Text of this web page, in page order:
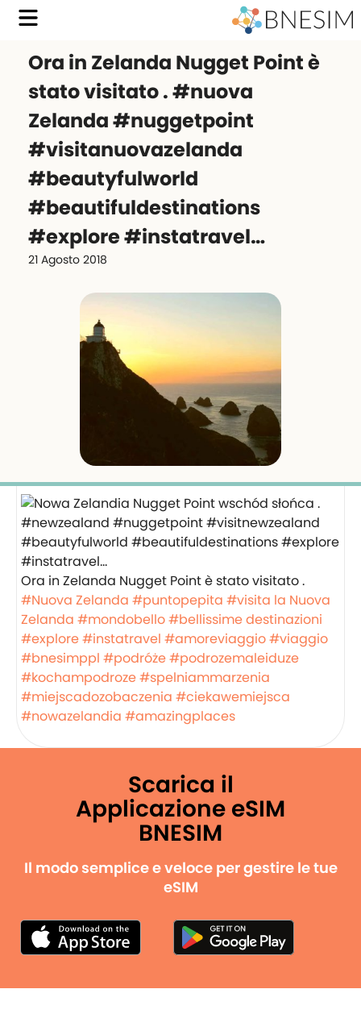
Ora in Zelanda Nugget Point è
stato visitato . #nuova
Zelanda #nuggetpoint
#visitanuovazelanda
#beautyfulworld
#beautifuldestinations
#explore #instatravel…
21 Agosto 2018
Ora in Zelanda Nugget Point è stato visitato .
#Nuova Zelanda #puntopepita #visita la Nuova
Zelanda #mondobello#bellissime destinazioni
#explore#instatravel #amoreviaggio#viaggio
#bnesimppl #podróże#podrozemaleiduze
#kochampodroze#spelniammarzenia
#miejscadozobaczenia #ciekawemiejsca
#nowazelandia #amazingplaces
Scarica il
Applicazione eSIM
BNESIM
Il modo semplice e veloce per gestire le tue
eSIM